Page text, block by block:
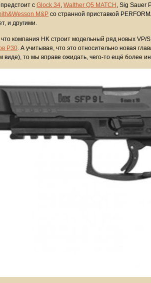
с Glock 34, Walther Q5 MATCH , Sig Sauer
M&P со странной приставкой
и другими.
компания HK строит модельный ряд новых VP/
P30. А учитывая, что это относительно новая
виде), то мы вправе ожидать, чего-то ещё более